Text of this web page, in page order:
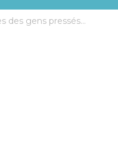
des gens pressés...